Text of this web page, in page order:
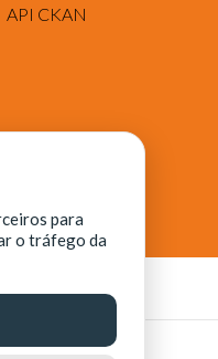
API CKAN
de Ciência,
para
o tráfego da